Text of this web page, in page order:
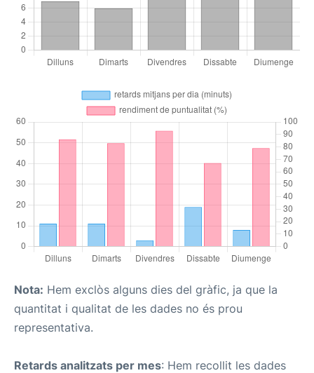
Nota: Hem exclòs alguns dies del gràfic, ja que la
quantitat i qualitat de les dades no és prou
representativa.
Retards analitzats per mes: Hem recollit les dades